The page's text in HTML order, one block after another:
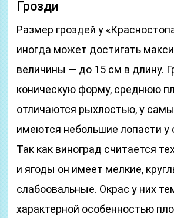
Грозди
Размер гроздей у
иногда может достигать
величины — до 15 см в длину.
коническую форму, среднюю
отличаются рыхлостью, у
имеются небольшие лопасти у
Так как виноград считается
и ягоды он имеет мелкие,
слабоовальные. Окрас у них
характерной особенностью